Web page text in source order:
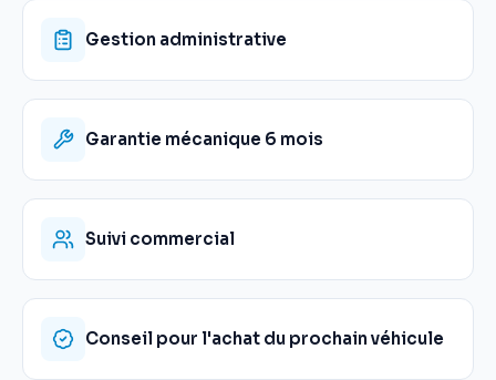
Gestion administrative
Garantie mécanique 6 mois
Suivi commercial
Conseil pour l'achat du prochain véhicule